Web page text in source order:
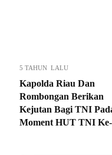
5 TAHUN LALU
Kapolda Riau Dan
Rombongan Berikan
Kejutan Bagi TNI
Moment HUT TNI